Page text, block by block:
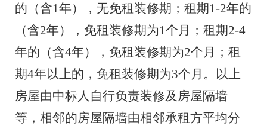
的（含1年），无免租装修期；租期1-2年的
（含2年），免租装修期为1个月；租期2-4
年的（含4年），免租装修期为2个月 ； 租
期4年以上的，免租装修期为3个月。
以上
房屋由中标人自行负责装修及房屋隔墙
等，相邻的房屋隔墙由相邻承租方平均分